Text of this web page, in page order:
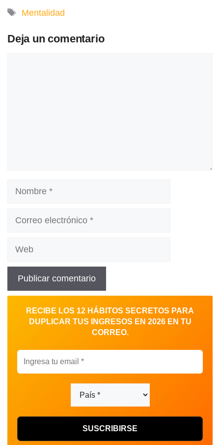
Etiquetas
Mentalidad
Deja un comentario
RECIBE LOS 12 HÁBITOS SECRETOS PARA
DUPLICAR TUS INGRESOS EN 2026 EN TU
CORREO.